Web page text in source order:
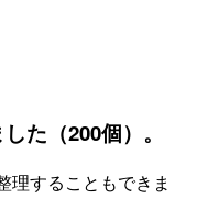
た（200個）。
理することもできま